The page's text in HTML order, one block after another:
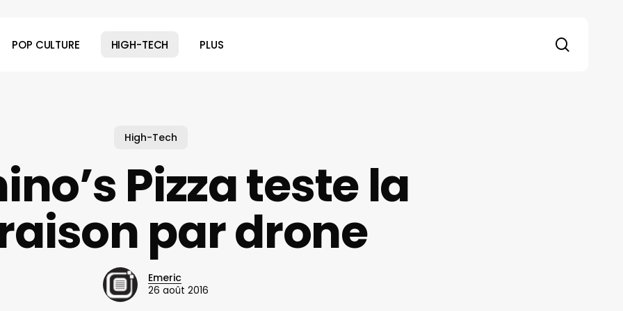
POP CULTURE HIGH-TECH PLUS
High-Tech
Pizza teste la
par drone
Emeric
26 août 2016